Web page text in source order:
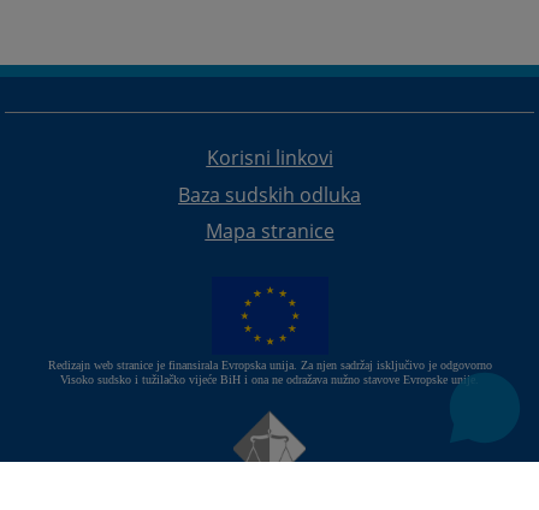
Korisni linkovi
Baza sudskih odluka
Mapa stranice
Redizajn web stranice je finansirala Evropska unija. Za njen sadržaj isključivo je odgovorno
Visoko sudsko i tužilačko vijeće BiH i ona ne odražava nužno stavove Evropske unije.